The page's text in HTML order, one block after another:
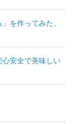
を作ってみた、
安全で美味しい